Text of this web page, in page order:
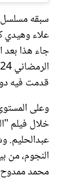
سبقه
علاء وهيدي
جاء هذا بعد
قدمت فيه
وعلى
خلال فيلم
عبدالحليم.
النجوم، من
محمد